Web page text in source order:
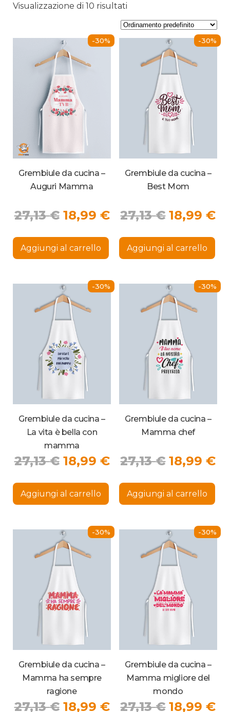
Visualizzazione di 10 risultati
-30%
Grembiule da cucina –
Auguri Mamma
27,13€ Il
originale
era:
18,99 €Il
attuale
è:
Aggiungi al carrello
-30%
Grembiule da cucina –
Best Mom
27,13€ Il
originale
era:
18,99€Il
Aggiungi al carrello
-30%
Grembiule da cucina –
La vita è bella con
mamma
27,13€ Il
originale
era:
18,99 €Il
attuale
è:
Aggiungi al carrello
-30%
Grembiule da cucina –
Mamma chef
27,13€ Il
originale
era:
18,99€Il
Aggiungi al carrello
-30%
Grembiule da cucina –
Mamma ha sempre
ragione
27,13€ Il
18,99 €Il
-30%
Grembiule da cucina –
Mamma migliore del
mondo
27,13€ Il
18,99€Il